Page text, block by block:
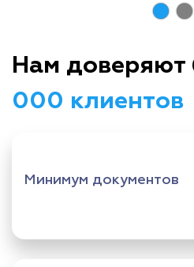
Нам доверяют
000 клиентов
Минимум документов